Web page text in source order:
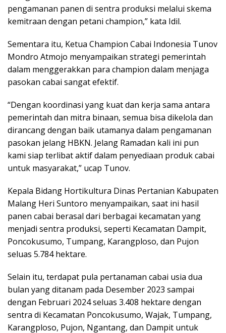
pengamanan panen di sentra produksi melalui skema
kemitraan dengan petani champion,” kata Idil.
Sementara itu, Ketua Champion Cabai Indonesia Tunov
Mondro Atmojo menyampaikan strategi pemerintah
dalam menggerakkan para champion dalam menjaga
pasokan cabai sangat efektif.
“Dengan koordinasi yang kuat dan kerja sama antara
pemerintah dan mitra binaan, semua bisa dikelola dan
dirancang dengan baik utamanya dalam pengamanan
pasokan jelang HBKN. Jelang Ramadan kali ini pun
kami siap terlibat aktif dalam penyediaan produk cabai
untuk masyarakat,” ucap Tunov.
Kepala Bidang Hortikultura Dinas Pertanian Kabupaten
Malang Heri Suntoro menyampaikan, saat ini hasil
panen cabai berasal dari berbagai kecamatan yang
menjadi sentra produksi, seperti Kecamatan Dampit,
Poncokusumo, Tumpang, Karangploso, dan Pujon
seluas 5.784 hektare.
Selain itu, terdapat pula pertanaman cabai usia dua
bulan yang ditanam pada Desember 2023 sampai
dengan Februari 2024 seluas 3.408 hektare dengan
sentra di Kecamatan Poncokusumo, Wajak, Tumpang,
Karangploso, Pujon, Ngantang, dan Dampit untuk